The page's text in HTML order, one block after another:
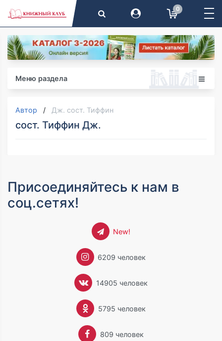
0
Меню раздела
Автор Дж. сост. Тиффин
сост. Тиффин Дж.
Присоединяйтесь к нам в
соц.сетях!
New!
6209 человек
14905 человек
5795 человек
809 человек